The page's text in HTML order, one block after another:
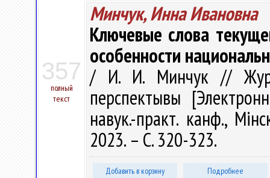
357
полный
текст
Минчук, Инна Ивановна
Ключевые слова
особенности
/ И. И. Минчук //
перспектывы
навук.-практ. канф.,
2023. – С. 320-323.
Добавить в корзину Подробнее